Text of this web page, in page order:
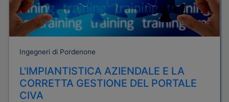
Ingegneri di Pordenone
L'IMPIANTISTICA AZIENDALE E LA
CORRETTA GESTIONE DEL PORTALE
CIVA